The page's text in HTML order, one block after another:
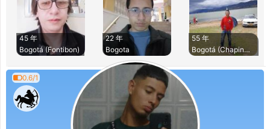
45 年
Bogotá (Fontibon)
22 年
Bogota
55 年
Bogotá (Chapinero)
0.6/1